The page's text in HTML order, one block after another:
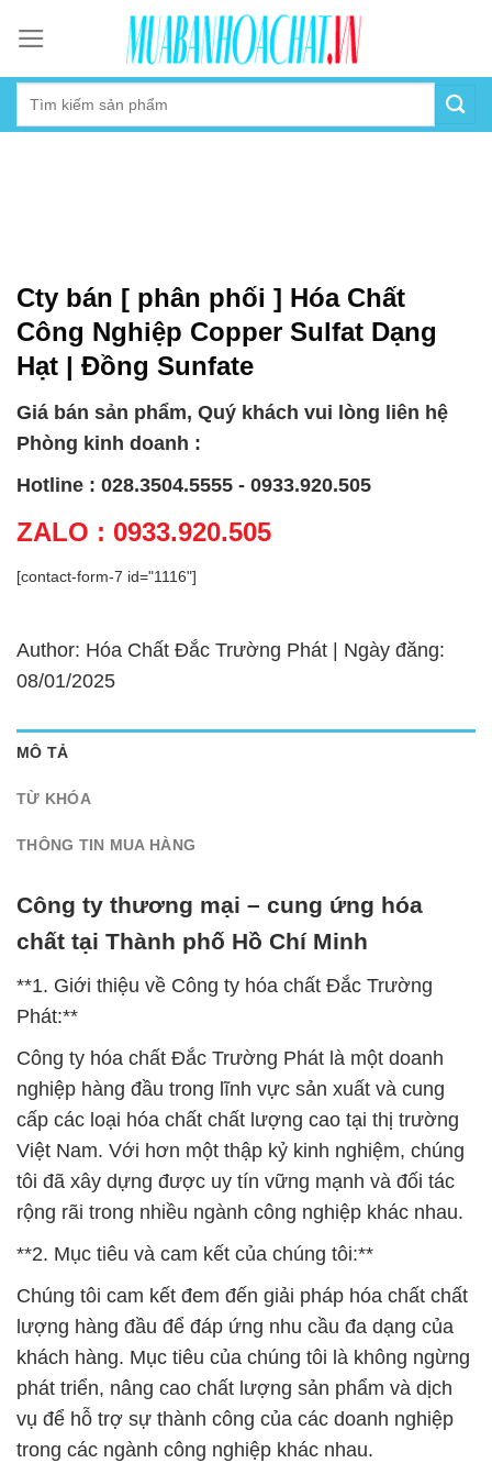
content
Cty bán [ phân phối ] Hóa Chất
Công Nghiệp Copper Sulfat Dạng
Hạt | Đồng Sunfate
Giá bán sản phẩm, Quý khách vui lòng liên hệ
Phòng kinh doanh :
Hotline : 028.3504.5555 - 0933.920.505
ZALO : 0933.920.505
[contact-form-7 id="1116"]
Author: Hóa Chất Đắc Trường Phát | Ngày đăng:
08/01/2025
MÔ TẢ
TỪ KHÓA
THÔNG TIN MUA HÀNG
Công ty thương mại – cung ứng hóa
chất tại Thành phố Hồ Chí Minh
**1. Giới thiệu về Công ty hóa chất Đắc Trường
Phát:**
Công ty hóa chất Đắc Trường Phát là một doanh
nghiệp hàng đầu trong lĩnh vực sản xuất và cung
cấp các loại hóa chất chất lượng cao tại thị trường
Việt Nam. Với hơn một thập kỷ kinh nghiệm, chúng
tôi đã xây dựng được uy tín vững mạnh và đối tác
rộng rãi trong nhiều ngành công nghiệp khác nhau.
**2. Mục tiêu và cam kết của chúng tôi:**
Chúng tôi cam kết đem đến giải pháp hóa chất chất
lượng hàng đầu để đáp ứng nhu cầu đa dạng của
khách hàng. Mục tiêu của chúng tôi là không ngừng
phát triển, nâng cao chất lượng sản phẩm và dịch
vụ để hỗ trợ sự thành công của các doanh nghiệp
trong các ngành công nghiệp khác nhau.